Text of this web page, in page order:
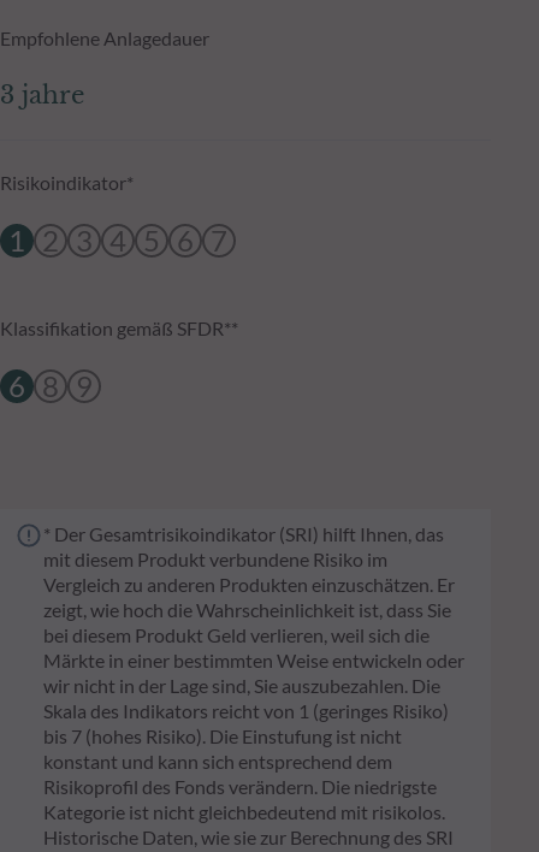
Empfohlene Anlagedauer
3 jahre
Risikoindikator*
1 2 3 4 5 6 7
Klassifikation gemäß SFDR**
6 8 9
* Der Gesamtrisikoindikator (SRI) hilft Ihnen, das
mit diesem Produkt verbundene Risiko im
Vergleich zu anderen Produkten einzuschätzen. Er
zeigt, wie hoch die Wahrscheinlichkeit ist, dass Sie
bei diesem Produkt Geld verlieren, weil sich die
Märkte in einer bestimmten Weise entwickeln oder
wir nicht in der Lage sind, Sie auszubezahlen. Die
Skala des Indikators reicht von 1 (geringes Risiko)
bis 7 (hohes Risiko). Die Einstufung ist nicht
konstant und kann sich entsprechend dem
Risikoprofil des Fonds verändern. Die niedrigste
Kategorie ist nicht gleichbedeutend mit risikolos.
Historische Daten, wie sie zur Berechnung des SRI